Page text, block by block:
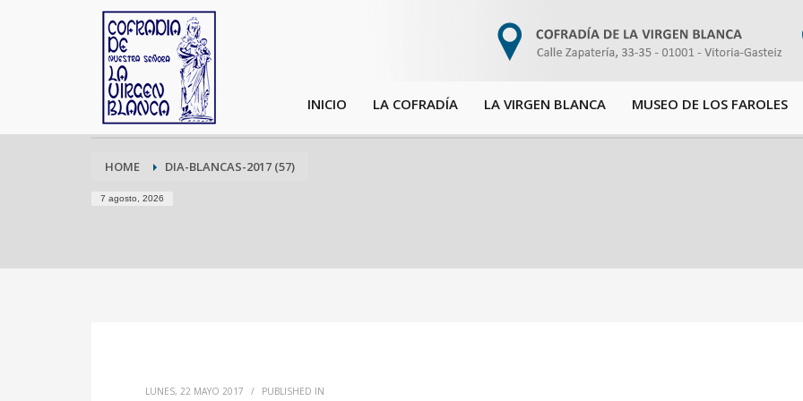
INICIO LA COFRADÍA LA VIRGEN BLANCA MUSEO DE LOS FAROLES
HOME DIA-BLANCAS-2017 (57)
7 agosto, 2026
LUNES, 22 MAYO 2017 / PUBLISHED IN